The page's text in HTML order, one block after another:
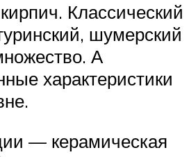
Классический
шумерский
А
характеристики
— керамическая